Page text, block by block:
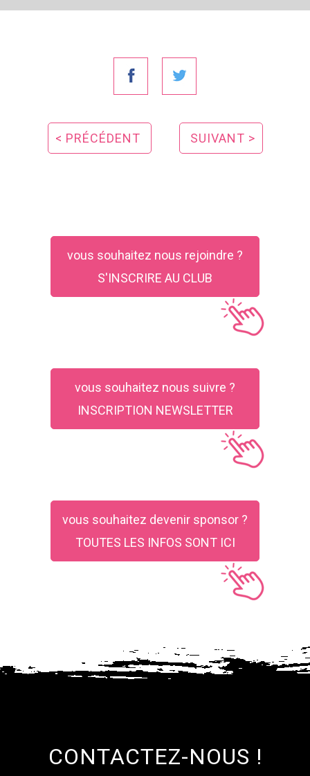
< PRÉCÉDENT SUIVANT >
vous souhaitez nous rejoindre ?
S'INSCRIRE AU CLUB
vous souhaitez nous suivre ?
INSCRIPTION NEWSLETTER
vous souhaitez devenir sponsor ?
TOUTES LES INFOS SONT ICI
CONTACTEZ-NOUS !